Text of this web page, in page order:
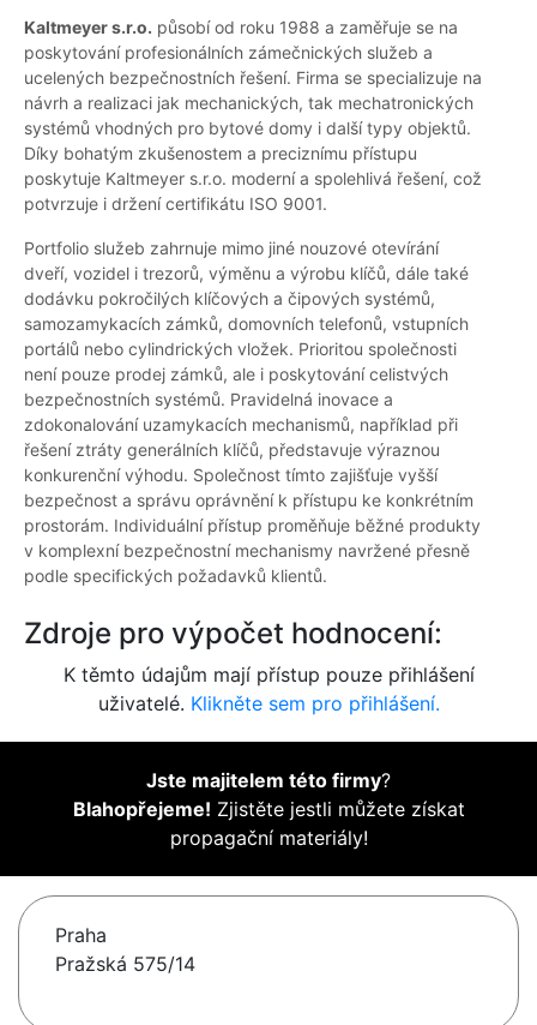
Kaltmeyer s.r.o. působí od roku 1988 a zaměřuje se na
poskytování profesionálních zámečnických služeb a
ucelených bezpečnostních řešení. Firma se specializuje na
návrh a realizaci jak mechanických, tak mechatronických
systémů vhodných pro bytové domy i další typy objektů.
Díky bohatým zkušenostem a preciznímu přístupu
poskytuje Kaltmeyer s.r.o. moderní a spolehlivá řešení, což
potvrzuje i držení certifikátu ISO 9001.
Portfolio služeb zahrnuje mimo jiné nouzové otevírání
dveří, vozidel i trezorů, výměnu a výrobu klíčů, dále také
dodávku pokročilých klíčových a čipových systémů,
samozamykacích zámků, domovních telefonů, vstupních
portálů nebo cylindrických vložek. Prioritou společnosti
není pouze prodej zámků, ale i poskytování celistvých
bezpečnostních systémů. Pravidelná inovace a
zdokonalování uzamykacích mechanismů, například při
řešení ztráty generálních klíčů, představuje výraznou
konkurenční výhodu. Společnost tímto zajišťuje vyšší
bezpečnost a správu oprávnění k přístupu ke konkrétním
prostorám. Individuální přístup proměňuje běžné produkty
v komplexní bezpečnostní mechanismy navržené přesně
podle specifických požadavků klientů.
Zdroje pro výpočet hodnocení:
K těmto údajům mají přístup pouze přihlášení
uživatelé. Klikněte sem pro přihlášení.
Jste majitelem této firmy?
Blahopřejeme! Zjistěte jestli můžete získat
propagační materiály!
Praha
Pražská 575/14